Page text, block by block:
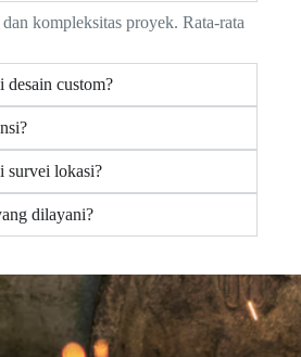
kompleksitas proyek. Rata-rata
desain custom?
survei lokasi?
dilayani?